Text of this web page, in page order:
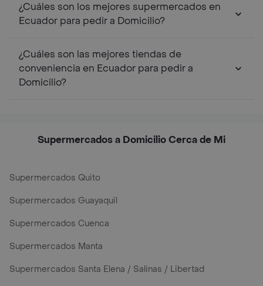
¿Cuáles son los mejores supermercados en
Ecuador para pedir a Domicilio?
¿Cuáles son las mejores tiendas de
conveniencia en Ecuador para pedir a
Domicilio?
Supermercados a Domicilio Cerca de Mi
Supermercados Quito
Supermercados Guayaquil
Supermercados Cuenca
Supermercados Manta
Supermercados Santa Elena / Salinas / Libertad